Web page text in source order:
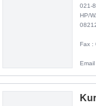
021-
HP/
Fax :